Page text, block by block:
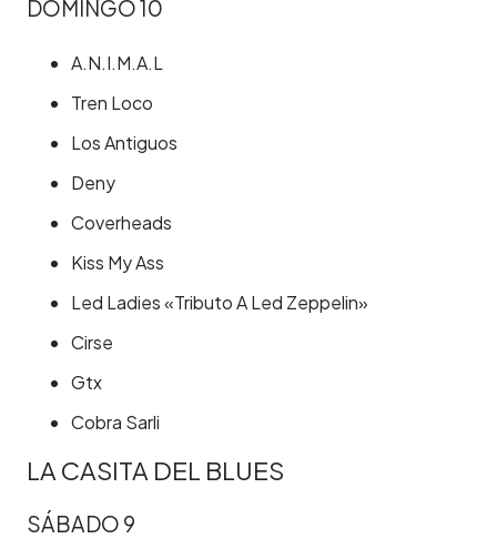
DOMINGO 10
A.N.I.M.A.L
Tren Loco
Los Antiguos
Deny
Coverheads
Kiss My Ass
Led Ladies «Tributo A Led Zeppelin»
Cirse
Gtx
Cobra Sarli
LA CASITA DEL BLUES
SÁBADO 9